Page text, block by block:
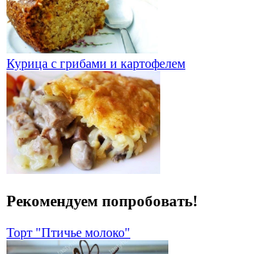
Курица с грибами и картофелем
Рекомендуем попробовать!
Торт "Птичье молоко"